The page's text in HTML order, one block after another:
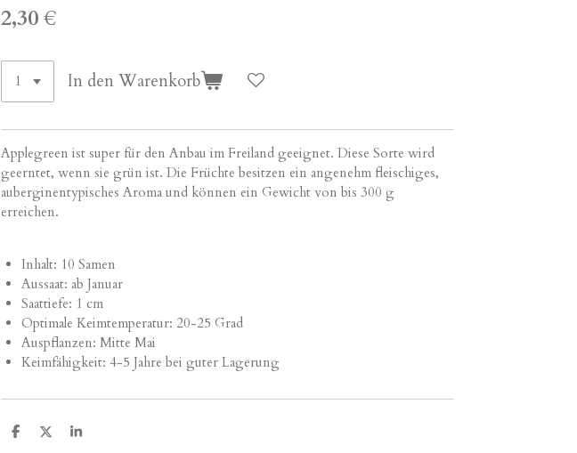
2,30 €
In den Warenkorb
Applegreen ist super für den Anbau im Freiland geeignet. Diese Sorte wird
geerntet, wenn sie grün ist. Die Früchte besitzen ein angenehm fleischiges,
auberginentypisches Aroma und können ein Gewicht von bis 300 g
erreichen.
Inhalt: 10 Samen
Aussaat: ab Januar
Saattiefe: 1 cm
Optimale Keimtemperatur: 20-25 Grad
Auspflanzen: Mitte Mai
Keimfähigkeit: 4-5 Jahre bei guter Lagerung
T
T
T